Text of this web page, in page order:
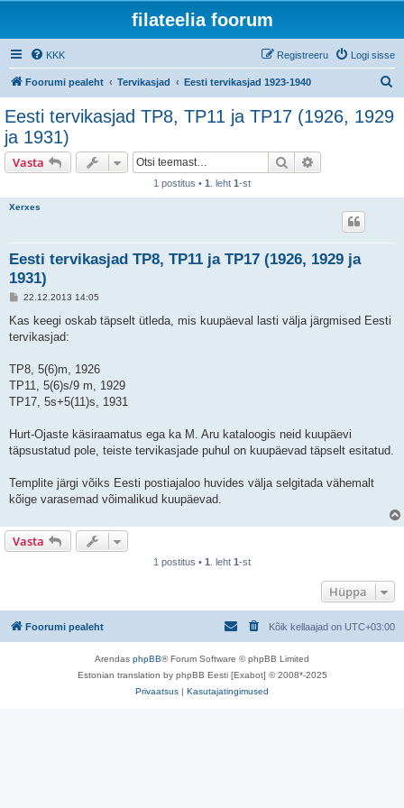
filateelia foorum
KKK Logi sisse
Registreeru
Foorumi pealeht Tervikasjad Eesti tervikasjad 1923-1940
Eesti tervikasjad TP8, TP11 ja TP17 (1926, 1929
ja 1931)
Vasta Otsi
1 postitus • 1 . leht 1-st
Xerxes
Eesti tervikasjad TP8, TP11 ja TP17 (1926, 1929 ja
1931)
P
s
i
s
22.12.2013 14:05
Kas keegi oskab täpselt ütleda, mis kuupäeval lasti välja järgmised Eesti
tervikasjad:
TP8, 5(6)m, 1926
TP11, 5(6)s/9 m, 1929
TP17, 5s+5(11)s, 1931
Hurt-Ojaste käsiraamatus ega ka M. Aru kataloogis neid kuupäevi
täpsustatud pole, teiste tervikasjade puhul on kuupäevad täpselt esitatud.
Templite järgi võiks Eesti postiajaloo huvides välja selgitada vähemalt
kõige varasemad võimalikud kuupäevad.
Vasta
1 postitus • 1 . leht 1-st
Hüppa
Foorumi pealeht Kõik kellaajad on UTC+03:00
Arendas phpBB® Forum Software © phpBB Limited
Estonian translation by phpBB Eesti [Exabot] © 2008*-2025
Privaatsus | Kasutajatingimused